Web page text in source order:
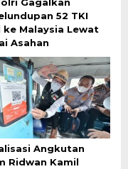
52 TKI
ke Malaysia Lewat
Asahan
Angkutan
Ridwan Kamil